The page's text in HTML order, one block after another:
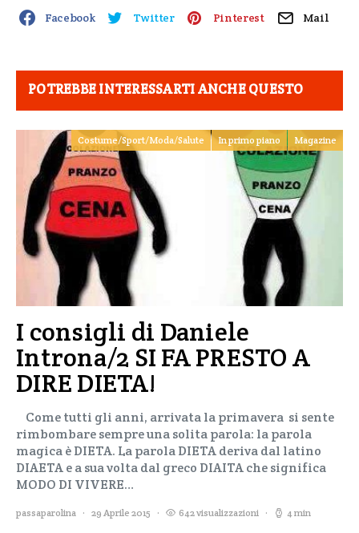
Facebook Twitter Pinterest Mail
POTREBBE INTERESSARTI ANCHE QUESTO
Costume/Sport/Moda/Salute In primo piano Magazine
I consigli di Daniele
Introna/2 SI FA PRESTO A
DIRE DIETA!
Come tutti gli anni, arrivata la primavera si sente
rimbombare sempre una solita parola: la parola
magica è DIETA. La parola DIETA deriva dal latino
DIAETA e a sua volta dal greco DIAITA che significa
MODO DI VIVERE…
passaparolina 29 Aprile 2015 642 visualizzazioni 4 min